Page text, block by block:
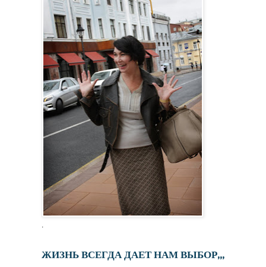
.
ЖИЗНЬ ВСЕГДА ДАЕТ НАМ ВЫБОР,,,